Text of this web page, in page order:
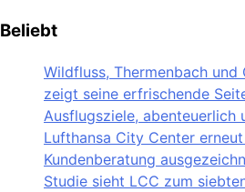
Beliebt
Wildfluss, Thermenbach und
zeigt seine erfrischende
Ausflugsziele, abenteuerlich
Lufthansa City Center
Kundenberatung
Studie sieht LCC zum